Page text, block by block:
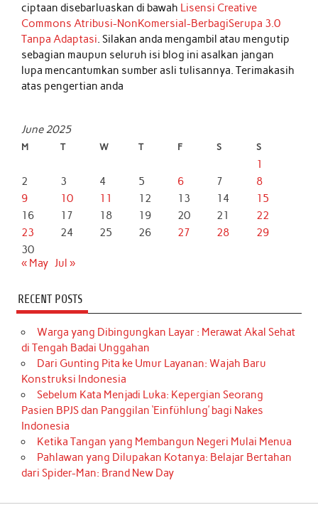
ciptaan disebarluaskan di bawah Lisensi Creative
Commons Atribusi-NonKomersial-BerbagiSerupa 3.0
Tanpa Adaptasi. Silakan anda mengambil atau mengutip
sebagian maupun seluruh isi blog ini asalkan jangan
lupa mencantumkan sumber asli tulisannya. Terimakasih
atas pengertian anda
June 2025
M T W T F S S
1
2
3 4 5 6 7
8
9
10 11 12 13 14
15
16
17 18 19 20 21
22
23
24 25 26 27 28
29
30
« May Jul »
RECENT POSTS
Warga yang Dibingungkan Layar : Merawat Akal Sehat
di Tengah Badai Unggahan
Dari Gunting Pita ke Umur Layanan: Wajah Baru
Konstruksi Indonesia
Sebelum Kata Menjadi Luka: Kepergian Seorang
Pasien BPJS dan Panggilan ‘Einfühlung’ bagi Nakes
Indonesia
Ketika Tangan yang Membangun Negeri Mulai Menua
Pahlawan yang Dilupakan Kotanya: Belajar Bertahan
dari Spider-Man: Brand New Day